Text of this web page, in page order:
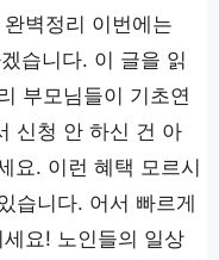
벽정리 이번에는
습니다. 이 글을 읽
부모님들이 기초연
신청 안 하신 건 아
요. 이런 혜택 모르시
습니다. 어서 빠르게
요! 노인들의 일상